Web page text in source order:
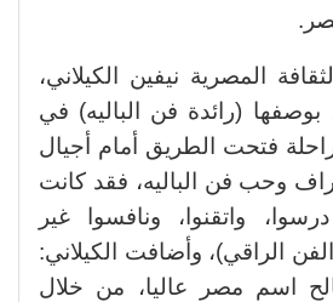
المصرية نيفين الكيلاني،
(رائدة فن الباليه) في
فتحت الطريق أمام أجيال
وحب فن الباليه، فقد كانت
واتقنوا، ونافسوا غير
الراقي)، وأضافت الكيلاني:
اسم مصر عاليا، من خلال